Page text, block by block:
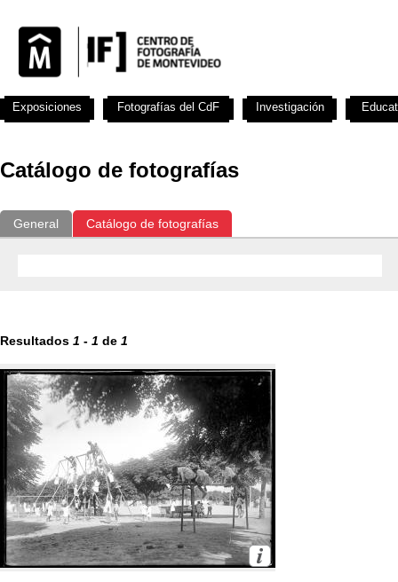
Catálogo de fotografías
General Catálogo de fotografías
Resultados 1 - 1 de 1
Exposiciones Fotografías del CdF Investigación